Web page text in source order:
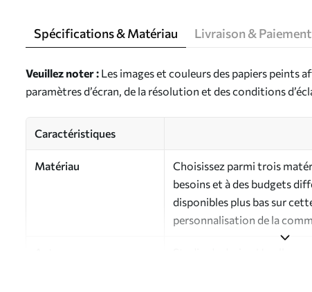
Spécifications & Matériau Livraison & Paiement
Veuillez noter : Les images et couleurs des papiers peints
paramètres d’écran, de la résolution et des conditions
Caractéristiques
Matériau
Choisissez parmi trois
besoins et à des budgets
disponibles plus bas sur
personnalisation de la